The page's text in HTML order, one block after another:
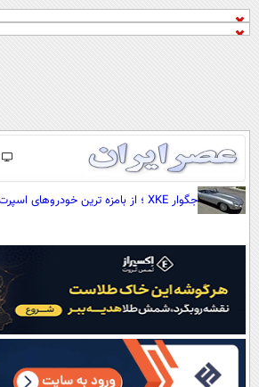
صفحه اول
آرشیو
نظرسنجی
آب و هوا
اوقات شرعی
سواد زندگی
جگوار XKE ؛ از بامزه ترین خودروهای اسپرت جهان! (+عکس)